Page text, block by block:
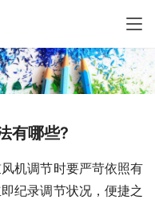
有哪些?
机调节时要严苛依照有
纪录调节状况，便捷之